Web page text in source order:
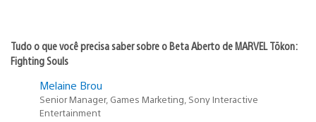
Tudo o que você precisa saber sobre o Beta Aberto de MARVEL Tōkon:
Fighting Souls
Melaine Brou
Senior Manager, Games Marketing, Sony Interactive
Entertainment